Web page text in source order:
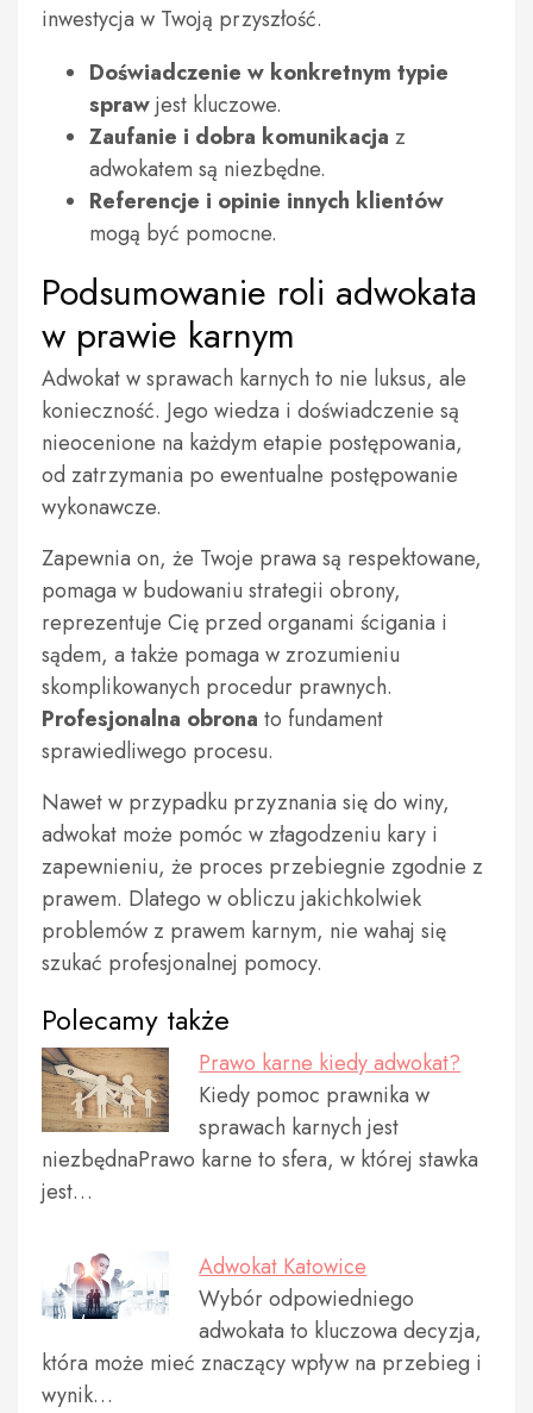
inwestycja w Twoją przyszłość.
Doświadczenie w konkretnym typie
sprawjest kluczowe.
Zaufanie i dobra komunikacja z
adwokatem są niezbędne.
Referencje i opinie innych klientów
mogą być pomocne.
Podsumowanie roli adwokata
w prawie karnym
Adwokat w sprawach karnych to nie luksus, ale
konieczność. Jego wiedza i doświadczenie są
nieocenione na każdym etapie postępowania,
od zatrzymania po ewentualne postępowanie
wykonawcze.
Zapewnia on, że Twoje prawa są respektowane,
pomaga w budowaniu strategii obrony,
reprezentuje Cię przed organami ścigania i
sądem, a także pomaga w zrozumieniu
skomplikowanych procedur prawnych.
Profesjonalna obrona to fundament
sprawiedliwego procesu.
Nawet w przypadku przyznania się do winy,
adwokat może pomóc w złagodzeniu kary i
zapewnieniu, że proces przebiegnie zgodnie z
prawem. Dlatego w obliczu jakichkolwiek
problemów z prawem karnym, nie wahaj się
szukać profesjonalnej pomocy.
Polecamy także
Prawo karne kiedy adwokat?
Kiedy pomoc prawnika w
sprawach karnych jest
niezbędnaPrawo karne to sfera, w której stawka
jest…
Adwokat Katowice
Wybór odpowiedniego
adwokata to kluczowa decyzja,
która może mieć znaczący wpływ na przebieg i
wynik…